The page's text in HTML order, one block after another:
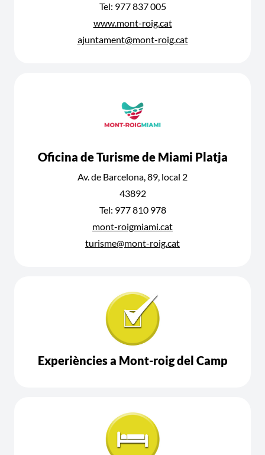
Tel: 977 837 005
www.mont-roig.cat
ajuntament@mont-roig.cat
Oficina de Turisme de Miami Platja
Av. de Barcelona, 89, local 2
43892
Tel: 977 810 978
mont-roigmiami.cat
turisme@mont-roig.cat
Experiències a Mont-roig del Camp